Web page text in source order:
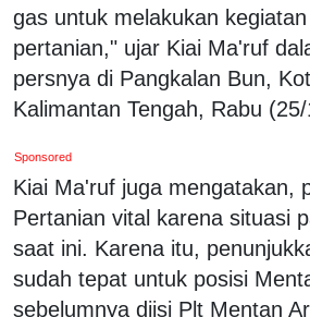
gas untuk melakukan
pertanian," ujar Kiai Ma'ruf
persnya di Pangkalan Bun,
Kalimantan Tengah, Rabu
Sponsored
Kiai Ma'ruf juga mengatakan,
Pertanian vital karena situasi
saat ini. Karena itu,
sudah tepat untuk posisi
sebelumnya diisi Plt Mentan